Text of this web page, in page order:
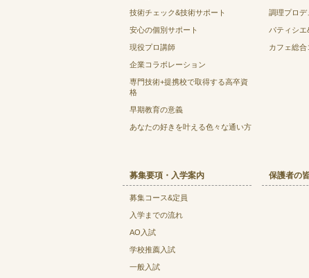
技術チェック&技術サポート
安心の個別サポート
現役プロ講師
企業コラボレーション
専門技術+提携校で取得する高卒資
格
早期教育の意義
あなたの好きを叶える⾊々な通い⽅
調理プロデ
パティシ
カフェ総合
募集要項・入学案内
募集コース&定員
入学までの流れ
AO入試
学校推薦入試
一般入試
保護者の